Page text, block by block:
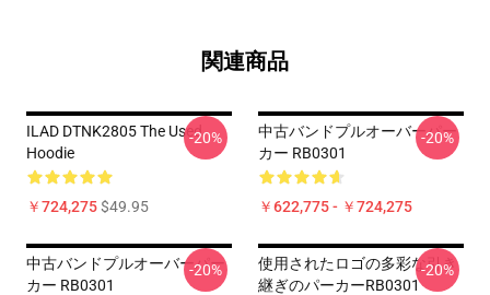
関連商品
ILAD DTNK2805 The Used
Hoodie
￥724,275$49.95
-20%
中古バンドプルオーバーパー
カー RB0301
￥622,775 - ￥724,275
-20%
中古バンドプルオーバーパー
カー RB0301
-20%
使用されたロゴの多彩な引き
継ぎのパーカーRB0301
-20%